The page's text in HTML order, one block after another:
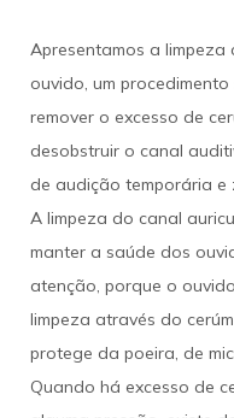
Apresentamos a
ouvido, um
remover o excesso de
desobstruir o canal
de audição temporária e
A limpeza do canal
manter a saúde dos
atenção, porque o
limpeza através do
protege da poeira, de
Quando há excesso de